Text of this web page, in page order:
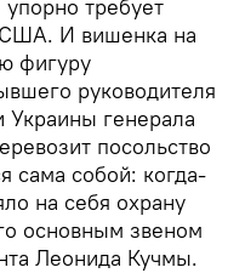
требует
США. И вишенка на
фигуру
руководителя
Украины генерала
посольство
сама собой: когда-
на себя охрану
основным звеном
Леонида Кучмы.